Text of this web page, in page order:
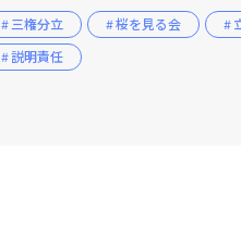
# 三権分立 # 桜を見る会
#
# 説明責任